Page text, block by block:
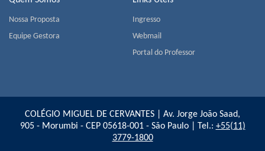
Nossa Proposta
Equipe Gestora
Ingresso
Webmail
Portal do Professor
COLÉGIO MIGUEL DE CERVANTES | Av. Jorge João Saad,
905 - Morumbi - CEP 05618-001 - São Paulo | Tel.: +55(11)
3779-1800